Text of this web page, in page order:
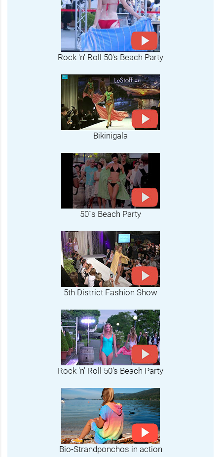
Rock 'n' Roll 50's Beach Party
Bikinigala
50´s Beach Party
5th District Fashion Show
Rock 'n' Roll 50's Beach Party
Bio-Strandponchos in action